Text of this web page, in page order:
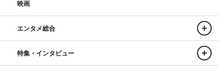
映画
エンタメ総合
特集・インタビュー